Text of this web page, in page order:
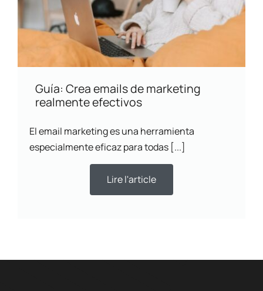
Guía: Crea emails de marketing
realmente efectivos
El email marketing es una herramienta
especialmente eficaz para todas [...]
Lire l'article